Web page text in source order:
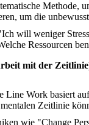
Methode,
um die
will weniger
Ressourcen
mit der
Line Work basiert
Zeitlinie
wie "Change